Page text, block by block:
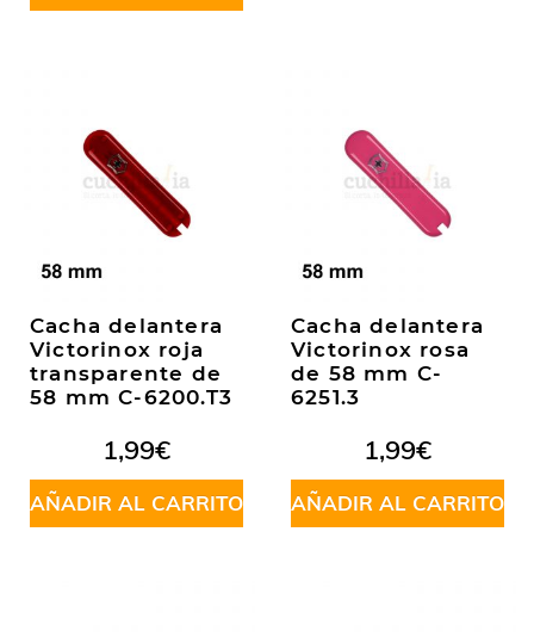
Cacha delantera
Victorinox roja
transparente de
58 mm C-6200.T3
1,99€
AÑADIR AL CARRITO
Cacha delantera
Victorinox rosa
de 58 mm C-
6251.3
1,99€
AÑADIR AL CARRITO